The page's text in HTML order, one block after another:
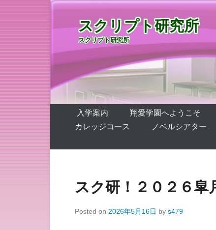
スクリプト研究所
スクリプト研究所
第1メニュー
コンテンツへ移動
入学案内 翔愛学園へようこそ
カレッジコース
ノベルシアター
スク研！２０２６
Posted on 2026年5月16日 by s479